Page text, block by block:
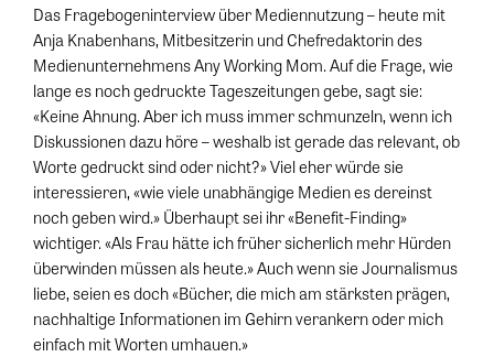
Das Fragebogeninterview über Mediennutzung – heute mit
Anja Knabenhans, Mitbesitzerin und Chefredaktorin des
Medienunternehmens Any Working Mom. Auf die Frage, wie
lange es noch gedruckte Tageszeitungen gebe, sagt sie:
«Keine Ahnung. Aber ich muss immer schmunzeln, wenn ich
Diskussionen dazu höre – weshalb ist gerade das relevant, ob
Worte gedruckt sind oder nicht?» Viel eher würde sie
interessieren, «wie viele unabhängige Medien es dereinst
noch geben wird.» Überhaupt sei ihr «Benefit-Finding»
wichtiger. «Als Frau hätte ich früher sicherlich mehr Hürden
überwinden müssen als heute.» Auch wenn sie Journalismus
liebe, seien es doch «Bücher, die mich am stärksten prägen,
nachhaltige Informationen im Gehirn verankern oder mich
einfach mit Worten umhauen.»